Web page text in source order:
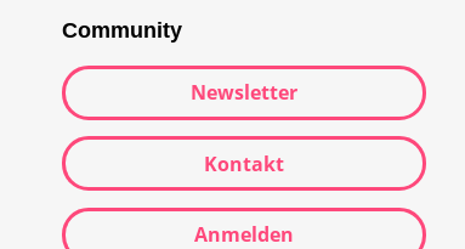
Community
Newsletter
Kontakt
Anmelden